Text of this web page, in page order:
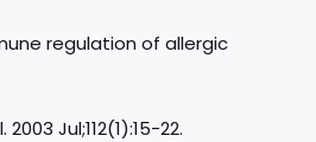
regulation of allergic
Jul;112(1):15-22.